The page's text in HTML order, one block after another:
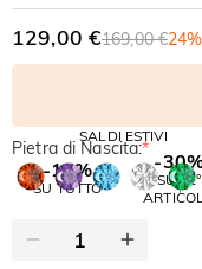
129,00 €169,00 €
SALDI ESTIVI
-10%
SU TUTTO
-
SUL 2°
Pietra di Nascita:*